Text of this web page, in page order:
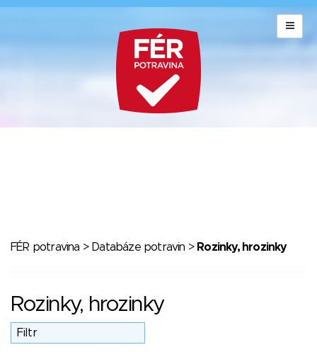
FÉR potravina > Databáze potravin > Rozinky, hrozinky
Rozinky, hrozinky